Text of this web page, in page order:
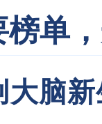
单
脑